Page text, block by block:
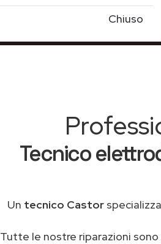
Chiuso
Tecnico
Un tecnico Castor
Tutte le nostre riparazioni